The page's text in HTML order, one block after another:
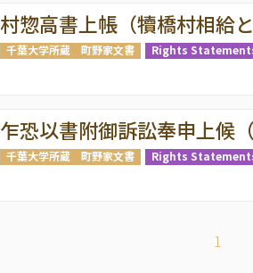
村惣高書上帳（犢橋村相給
千葉大学所蔵 町野家文書 Rights
乍恐以書附御訴訟奉申上候（
千葉大学所蔵 町野家文書 Rights
カ
1